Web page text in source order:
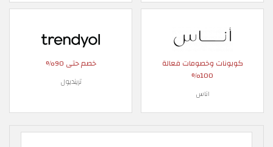
كوبونات وخصومات فعالة
100%
اناس
خصم حتى 90%
ترينديول